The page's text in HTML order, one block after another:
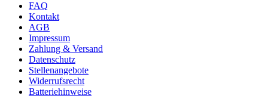
FAQ
Kontakt
AGB
Impressum
Zahlung & Versand
Datenschutz
Stellenangebote
Widerrufsrecht
Batteriehinweise